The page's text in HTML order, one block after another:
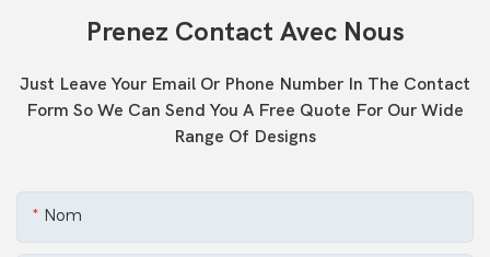
Prenez Contact Avec Nous
Just Leave Your Email Or Phone Number In The Contact
Form So We Can Send You A Free Quote For Our Wide
Range Of Designs
Nom